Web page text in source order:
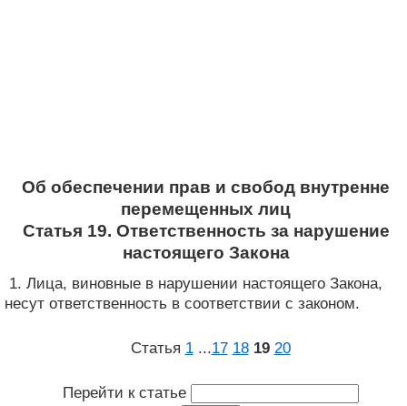
Об обеспечении прав и свобод внутренне
перемещенных лиц
Статья 19. Ответственность за нарушение
настоящего Закона
1. Лица, виновные в нарушении настоящего Закона,
несут ответственность в соответствии с законом.
Статья 1 ...17 18 19 20
Перейти к статье